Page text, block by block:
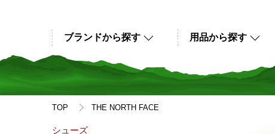
用品から探す
ブランドから探す
TOP THE NORTH FACE
シューズ